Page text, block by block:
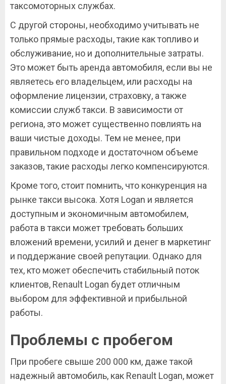
таксомоторных службах.
С другой стороны, необходимо учитывать не
только прямые расходы, такие как топливо и
обслуживание, но и дополнительные затраты.
Это может быть аренда автомобиля, если вы не
являетесь его владельцем, или расходы на
оформление лицензии, страховку, а также
комиссии служб такси. В зависимости от
региона, это может существенно повлиять на
ваши чистые доходы. Тем не менее, при
правильном подходе и достаточном объеме
заказов, такие расходы легко компенсируются.
Кроме того, стоит помнить, что конкуренция на
рынке такси высока. Хотя Logan и является
доступным и экономичным автомобилем,
работа в такси может требовать больших
вложений времени, усилий и денег в маркетинг
и поддержание своей репутации. Однако для
тех, кто может обеспечить стабильный поток
клиентов, Renault Logan будет отличным
выбором для эффективной и прибыльной
работы.
Проблемы с пробегом
При пробеге свыше 200 000 км, даже такой
надежный автомобиль, как Renault Logan, может